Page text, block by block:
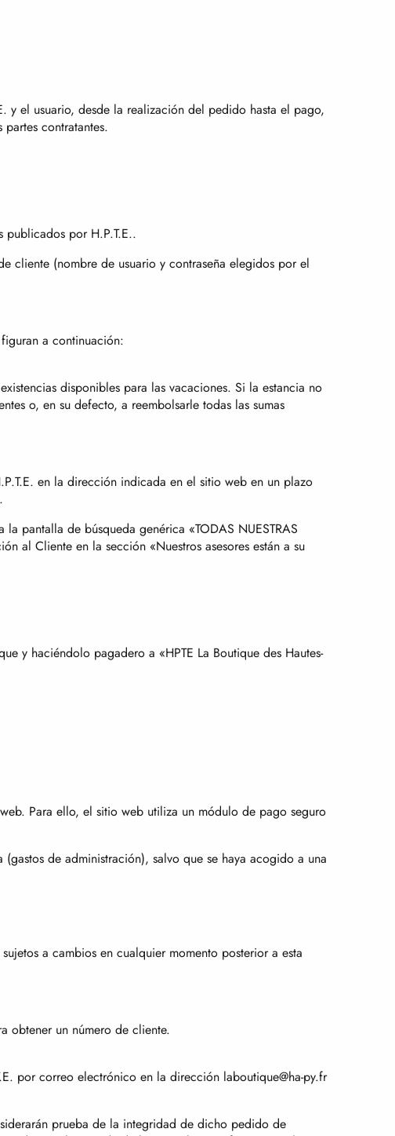
y el usuario, desde la realización del pedido hasta el pago,
contratantes.
por H.P.T.E..
cliente (nombre de usuario y contraseña elegidos por el
a continuación:
disponibles para las vacaciones. Si la estancia no
o, en su defecto, a reembolsarle todas las sumas
en la dirección indicada en el sitio web en un plazo
pantalla de búsqueda genérica «TODAS NUESTRAS
al Cliente en la sección «Nuestros asesores están a su
y haciéndolo pagadero a «HPTE La Boutique des Hautes-
Para ello, el sitio web utiliza un módulo de pago seguro
de administración), salvo que se haya acogido a una
a cambios en cualquier momento posterior a esta
obtener un número de cliente.
por correo electrónico en la dirección laboutique@ha-py.fr
prueba de la integridad de dicho pedido de